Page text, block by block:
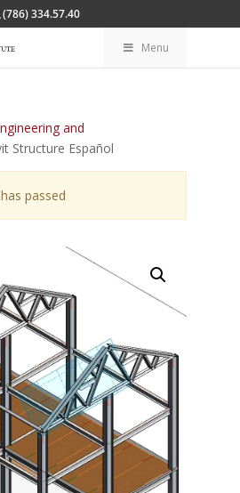
(786) 334.57.40
Menu
and
Structure Español
passed